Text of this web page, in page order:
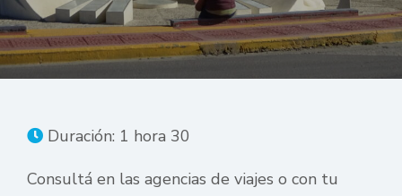
Duración: 1 hora 30
Consultá en las agencias de viajes o con tu